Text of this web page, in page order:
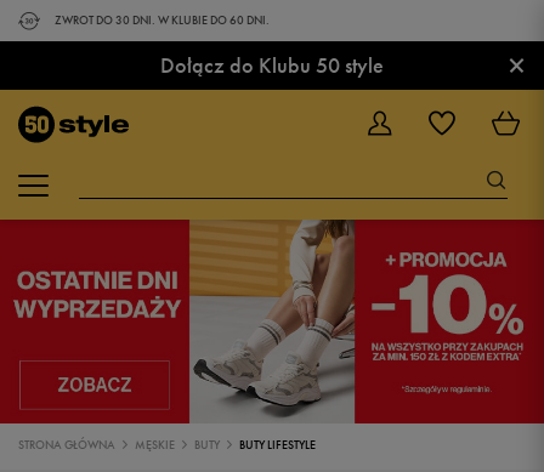
ZWROT DO 30 DNI. W KLUBIE DO 60 DNI.
Dołącz do Klubu 50 style ×
STRONA GŁÓWNA MĘSKIE BUTY BUTY LIFESTYLE